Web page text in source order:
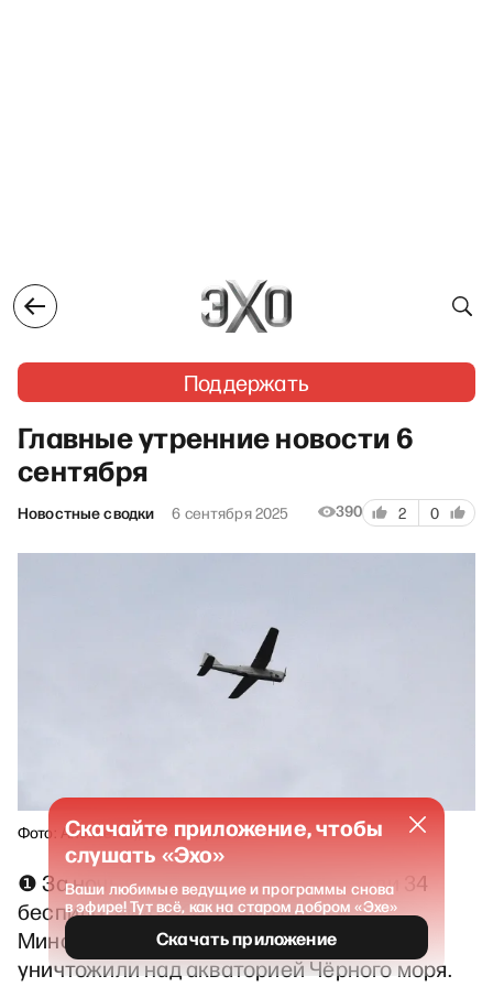
Поддержать
Главные утренние новости 6
сентября
Новостные сводки 6 сентября 2025 390 2 0
Фото: Алексей Куденко / Sputnik
❶ За ночь над территорией РФ сбили 34
беспилотника ВСУ, отчитались в
Минобороны. Почти половину из них
уничтожили над акваторией Чёрного моря.
Скачайте приложение, чтобы
слушать «Эхо»
Ваши любимые ведущие и программы снова
в эфире! Тут всё, как на старом добром «Эхе»
Скачать приложение